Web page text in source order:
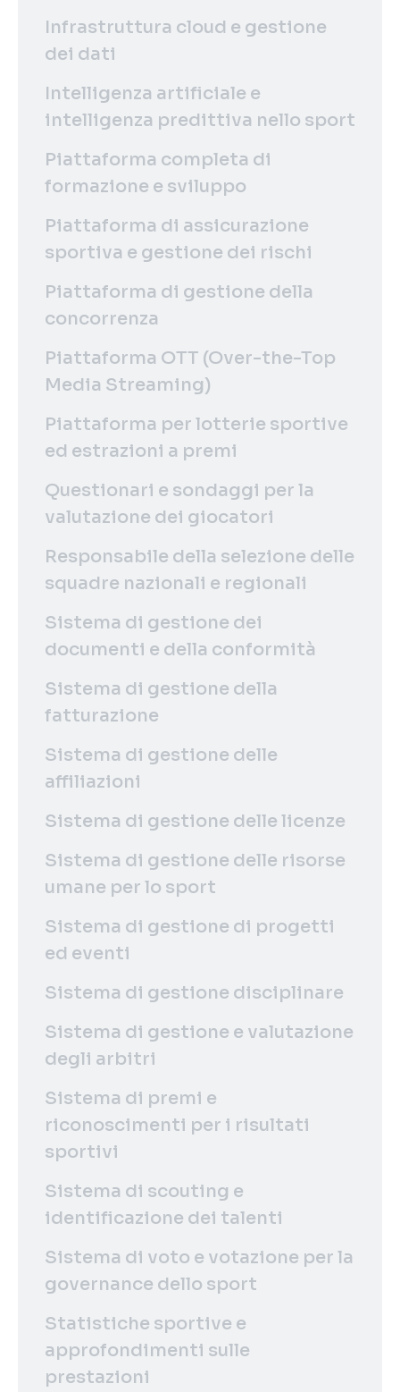
Infrastruttura cloud e gestione
dei dati
Intelligenza artificiale e
intelligenza predittiva nello sport
Piattaforma completa di
formazione e sviluppo
Piattaforma di assicurazione
sportiva e gestione dei rischi
Piattaforma di gestione della
concorrenza
Piattaforma OTT (Over-the-Top
Media Streaming)
Piattaforma per lotterie sportive
ed estrazioni a premi
Questionari e sondaggi per la
valutazione dei giocatori
Responsabile della selezione delle
squadre nazionali e regionali
Sistema di gestione dei
documenti e della conformità
Sistema di gestione della
fatturazione
Sistema di gestione delle
affiliazioni
Sistema di gestione delle licenze
Sistema di gestione delle risorse
umane per lo sport
Sistema di gestione di progetti
ed eventi
Sistema di gestione disciplinare
Sistema di gestione e valutazione
degli arbitri
Sistema di premi e
riconoscimenti per i risultati
sportivi
Sistema di scouting e
identificazione dei talenti
Sistema di voto e votazione per la
governance dello sport
Statistiche sportive e
approfondimenti sulle
prestazioni